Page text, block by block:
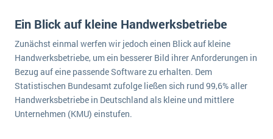
SAP übernimmt Reltio für eine bessere
Datenintegration
Ein Blick auf kleine Handwerksbetriebe
Zunächst einmal werfen wir jedoch einen Blick auf kleine
Handwerksbetriebe, um ein besserer Bild ihrer Anforderungen in
Bezug auf eine passende Software zu erhalten. Dem
Statistischen Bundesamt zufolge ließen sich rund 99,6% aller
Handwerksbetriebe in Deutschland als kleine und mittlere
Unternehmen (KMU) einstufen.